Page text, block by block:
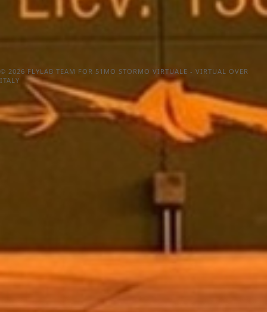
© 2026 FLYLAB TEAM FOR 51MO STORMO VIRTUALE - VIRTUAL OVER
ITALY